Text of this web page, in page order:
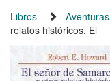
Libros Aventuras
relatos históricos, El